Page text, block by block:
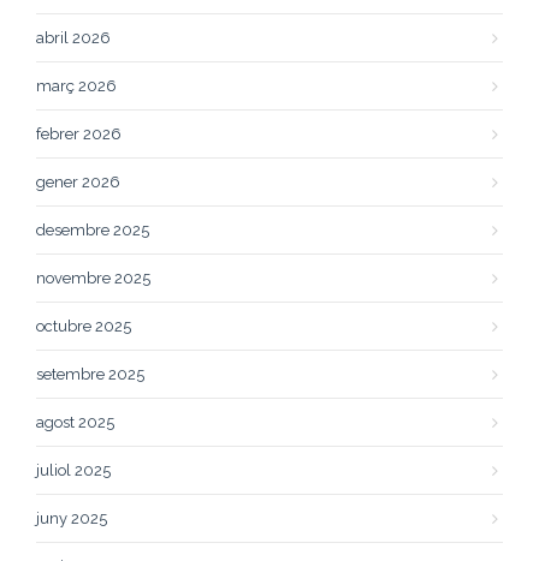
abril 2026
març 2026
febrer 2026
gener 2026
desembre 2025
novembre 2025
octubre 2025
setembre 2025
agost 2025
juliol 2025
juny 2025